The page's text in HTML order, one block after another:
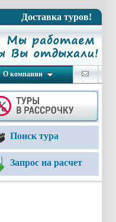
Доставка туров!
О компании
Поиск тура
Запрос на расчет